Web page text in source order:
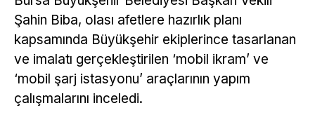
Şahin Biba, olası afetlere hazırlık planı
kapsamında Büyükşehir ekiplerince tasarlanan
ve imalatı gerçekleştirilen ‘mobil ikram’ ve
‘mobil şarj istasyonu’ araçlarının yapım
çalışmalarını inceledi.